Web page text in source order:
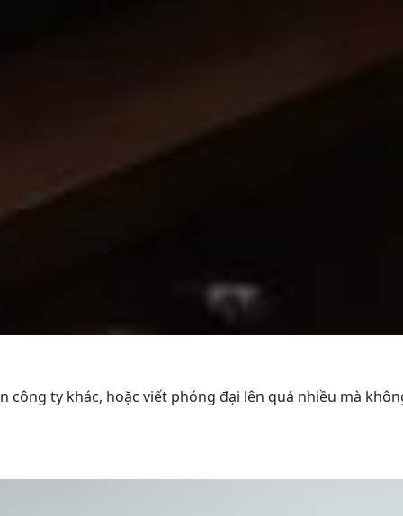
khác, hoặc viết phóng đại lên quá nhiều